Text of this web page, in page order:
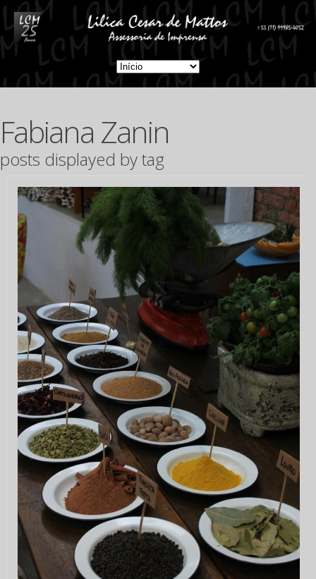
Fabiana Zanin
posts displayed by tag